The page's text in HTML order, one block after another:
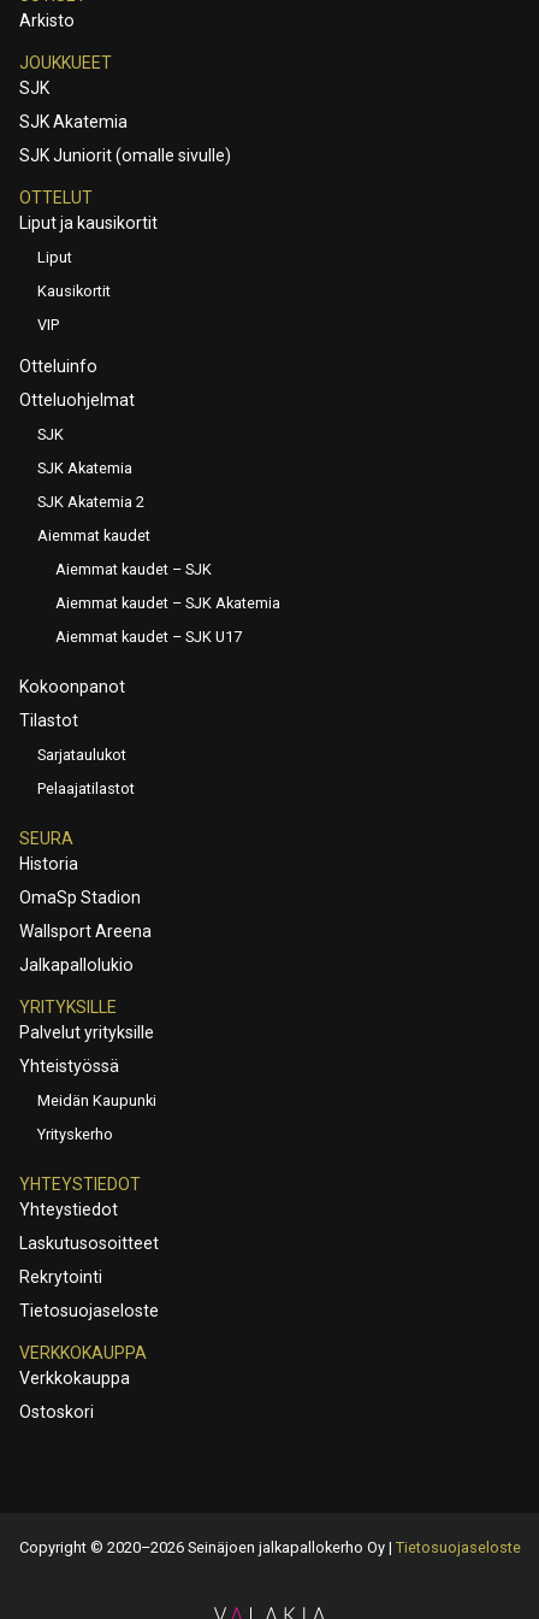
Arkisto
JOUKKUEET
SJK
SJK Akatemia
SJK Juniorit (omalle sivulle)
OTTELUT
Liput ja kausikortit
Liput
Kausikortit
VIP
Otteluinfo
Otteluohjelmat
SJK
SJK Akatemia
SJK Akatemia 2
Aiemmat kaudet
Aiemmat kaudet – SJK
Aiemmat kaudet – SJK Akatemia
Aiemmat kaudet – SJK U17
Kokoonpanot
Tilastot
Sarjataulukot
Pelaajatilastot
SEURA
Historia
OmaSp Stadion
Wallsport Areena
Jalkapallolukio
YRITYKSILLE
Palvelut yrityksille
Yhteistyössä
Meidän Kaupunki
Yrityskerho
YHTEYSTIEDOT
Yhteystiedot
Laskutusosoitteet
Rekrytointi
Tietosuojaseloste
VERKKOKAUPPA
Verkkokauppa
Ostoskori
Copyright © 2020–2026 Seinäjoen jalkapallokerho Oy | Tietosuojaseloste